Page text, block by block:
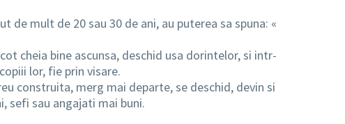
de mult de 20 sau 30 de ani, au puterea sa spuna: «
cheia bine ascunsa, deschid usa dorintelor, si intr-
lor, fie prin visare.
construita, merg mai departe, se deschid, devin si
sefi sau angajati mai buni.